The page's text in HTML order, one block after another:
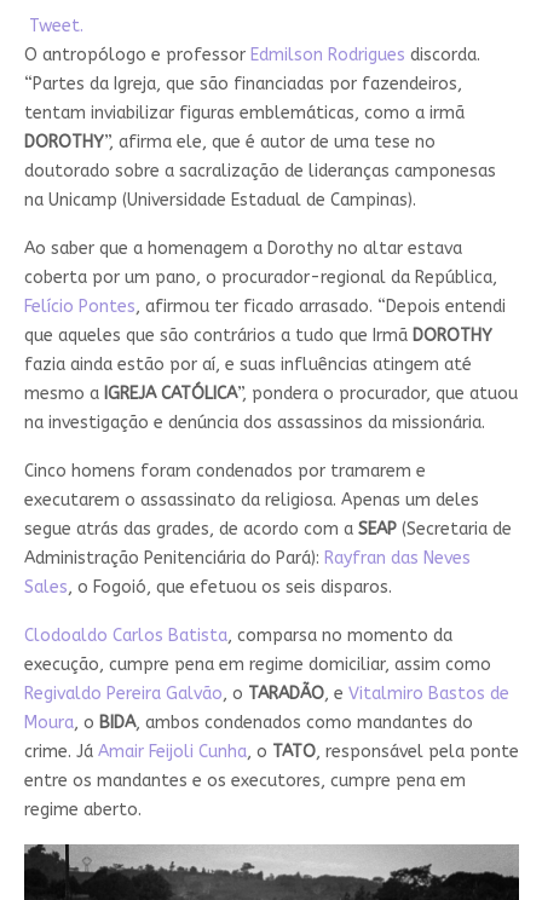
Tweet.
O antropólogo e professor Edmilson Rodrigues discorda.
“Partes da Igreja, que são financiadas por fazendeiros,
tentam inviabilizar figuras emblemáticas, como a irmã
DOROTHY”, afirma ele, que é autor de uma tese no
doutorado sobre a sacralização de lideranças camponesas
na Unicamp (Universidade Estadual de Campinas).
Ao saber que a homenagem a Dorothy no altar estava
coberta por um pano, o procurador-regional da República,
Felício Pontes, afirmou ter ficado arrasado. “Depois entendi
que aqueles que são contrários a tudo que Irmã DOROTHY
fazia ainda estão por aí, e suas influências atingem até
mesmo a IGREJA CATÓLICA”, pondera o procurador, que atuou
na investigação e denúncia dos assassinos da missionária.
Cinco homens foram condenados por tramarem e
executarem o assassinato da religiosa. Apenas um deles
segue atrás das grades, de acordo com a SEAP(Secretaria de
Administração Penitenciária do Pará): Rayfran das Neves
Sales, o Fogoió, que efetuou os seis disparos.
Clodoaldo Carlos Batista, comparsa no momento da
execução, cumpre pena em regime domiciliar, assim como
Regivaldo Pereira Galvão, o TARADÃO, e Vitalmiro Bastos de
Moura, o BIDA, ambos condenados como mandantes do
crime. Já Amair Feijoli Cunha, o TATO, responsável pela ponte
entre os mandantes e os executores, cumpre pena em
regime aberto.